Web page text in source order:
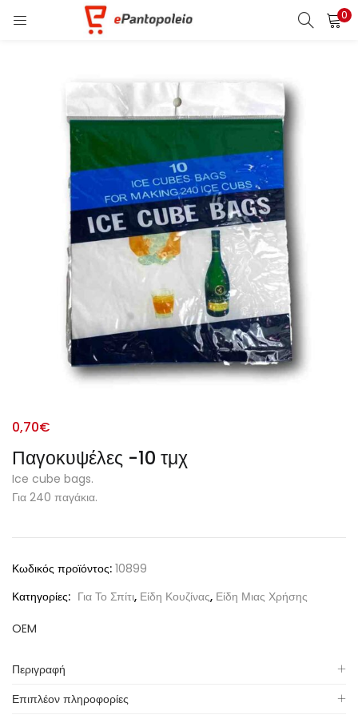
0
ΣΎΝΔΕΣΗ ΕΓΓΡΑΦΉ
ΕΙΣΑΓΆΓΕΤΕ ΤΟ ΌΝΟΜΑ ΧΡΉΣΤΗ ΚΑΙ ΤΟΝ ΚΩΔΙΚΌ
ΠΡΌΣΒΑΣΉΣ ΣΑΣ ΓΙΑ ΝΑ ΣΥΝΔΕΘΕΊΤΕ.
Θυμήσου με
Ξεχάσατε τον κωδικό σας;
Παγοκυψέλες -10 τμχ
0,70€
Ice cube bags.
Για 240 παγάκια.
Κωδικός προϊόντος: 10899
Κατηγορίες: Για Το Σπίτι, Είδη Κουζίνας, Είδη Μιας Χρήσης
OEM
Περιγραφή
Επιπλέον πληροφορίες